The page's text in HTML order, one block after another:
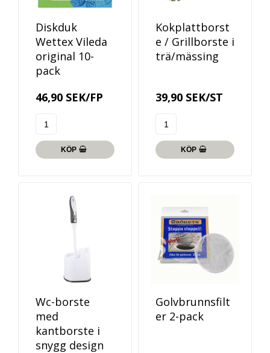
Diskduk
Wettex Vileda
original 10-
pack
46,90 SEK/FP
KÖP
Kokplattborst
e / Grillborste i
trä/mässing
39,90 SEK/ST
KÖP
Wc-borste
med
kantborste i
snygg design
Golvbrunnsfilt
er 2-pack